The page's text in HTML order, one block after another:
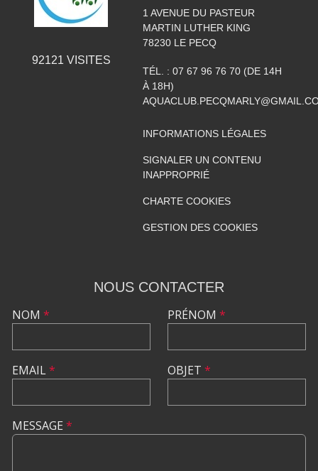
92121 VISITES
1 AVENUE DU PASTEUR
MARTIN LUTHER KING
78230 LE PECQ
TÉL. : 07 67 96 76 70 (DE 14H
À 18H)
INFORMATIONS LÉGALES
SIGNALER UN CONTENU
INAPPROPRIÉ
CHARTE COOKIES
GESTION DES COOKIES
NOUS CONTACTER
NOM *
EMAIL*
PRÉNOM *
OBJET *
MESSAGE *